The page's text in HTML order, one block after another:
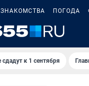
ЗНАКОМСТВА ПОГОДА
сдадут к 1 сентября